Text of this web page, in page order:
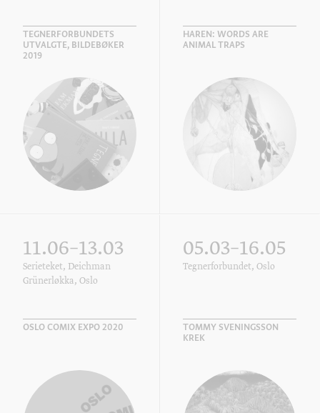
TEGNERFORBUNDETS
UTVALGTE, BILDEBØKER
2019
HAREN: WORDS ARE
ANIMAL TRAPS
11.06–13.03
Serieteket, Deichman
Grünerløkka, Oslo
OSLO COMIX EXPO 2020
05.03–16.05
Tegnerforbundet, Oslo
TOMMY SVENINGSSON
KREK